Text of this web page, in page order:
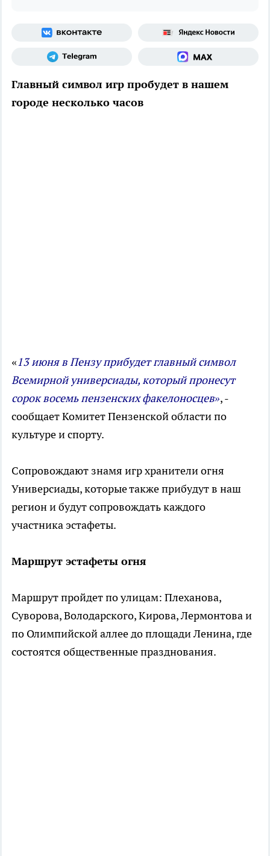
Главный символ игр пробудет в нашем
городе несколько часов
«13 июня в Пензу прибудет главный символ
Всемирной универсиады, который пронесут
сорок восемь пензенских факелоносцев», -
сообщает Комитет Пензенской области по
культуре и спорту.
Сопровождают знамя игр хранители огня
Универсиады, которые также прибудут в наш
регион и будут сопровождать каждого
участника эстафеты.
Маршрут эстафеты огня
Маршрут пройдет по улицам: Плеханова,
Суворова, Володарского, Кирова, Лермонтова и
по Олимпийской аллее до площади Ленина, где
состоятся общественные празднования.